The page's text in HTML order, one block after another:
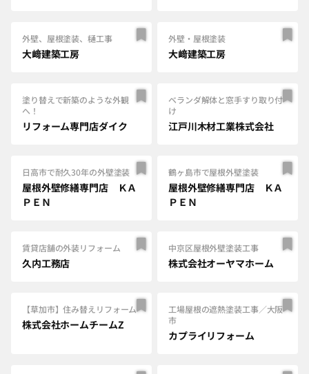
外壁、屋根塗装、樋工事
大﨑建築工房
外壁・屋根塗装
大﨑建築工房
塗り替えで新築のような外観
へ！
リフォーム専門店ダイク
ベランダ解体と窓手すり取り付
け
江戸川木材工業株式会社
日高市で耐久30年の外壁塗装
屋根外壁修繕専門店 ＫＡ
ＰＥＮ
鶴ヶ島市で屋根外壁塗装
屋根外壁修繕専門店 ＫＡ
ＰＥＮ
賃貸店舗の外装リフォーム
久内工務店
中京区屋根外壁塗装工事
株式会社オーヤマホーム
【草加市】住み替えリフォーム
株式会社ホームチームZ
工場屋根の遮熱塗装工事／大阪
市
カプライリフォーム